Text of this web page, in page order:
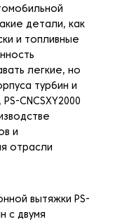
детали, как
и топливные
легкие, но
турбин и
CNCSXY2000
и
отрасли
вытяжки PS-
с двумя